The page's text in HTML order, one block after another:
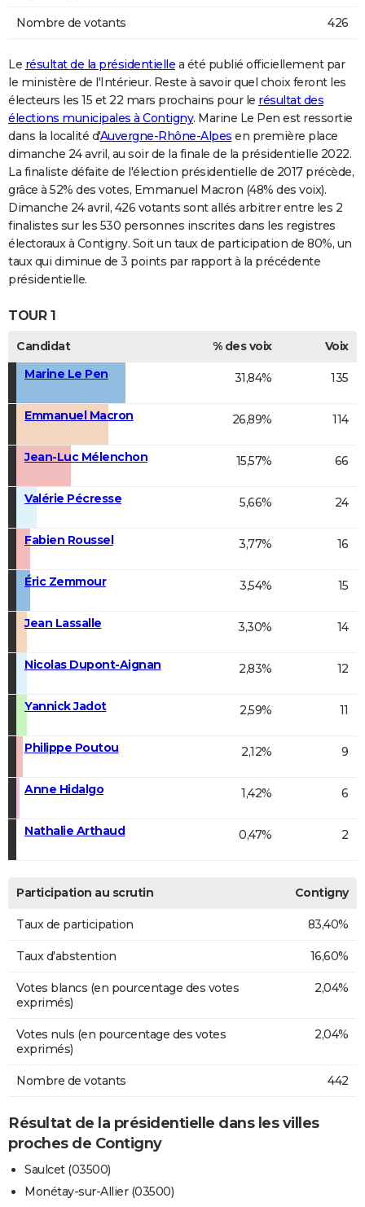
Nombre de votants 426
Le résultat de la présidentielle a été publié officiellement par
le ministère de l'Intérieur. Reste à savoir quel choix feront les
électeurs les 15 et 22 mars prochains pour le résultat des
élections municipales à Contigny. Marine Le Pen est ressortie
dans la localité d'Auvergne-Rhône-Alpes en première place
dimanche 24 avril, au soir de la finale de la présidentielle 2022.
La finaliste défaite de l'élection présidentielle de 2017 précède,
grâce à 52% des votes, Emmanuel Macron (48% des voix).
Dimanche 24 avril, 426 votants sont allés arbitrer entre les 2
finalistes sur les 530 personnes inscrites dans les registres
électoraux à Contigny. Soit un taux de participation de 80%, un
taux qui diminue de 3 points par rapport à la précédente
présidentielle.
TOUR 1
Candidat % des voix
Voix
Marine Le Pen
31,84% 135
Emmanuel Macron 26,89% 114
Jean-Luc Mélenchon 15,57% 66
Valérie Pécresse 5,66% 24
Fabien Roussel 3,77% 16
Éric Zemmour 3,54% 15
Jean Lassalle 3,30% 14
Nicolas Dupont-Aignan 2,83% 12
Yannick Jadot 2,59% 11
Philippe Poutou 2,12% 9
Anne Hidalgo 1,42% 6
Nathalie Arthaud 0,47% 2
Participation au scrutin Contigny
Taux de participation 83,40%
Taux d'abstention 16,60%
Votes blancs (en pourcentage des votes
exprimés)
2,04%
Votes nuls (en pourcentage des votes
exprimés)
2,04%
Nombre de votants 442
Résultat de la présidentielle dans les villes
proches de Contigny
Saulcet (03500)
Monétay-sur-Allier (03500)